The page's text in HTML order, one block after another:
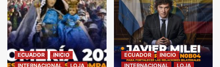
ECUADOR
INICIO
INTERNACIONAL
LOJA
ECUADOR
INICIO
INTERNACIONAL
LOJA